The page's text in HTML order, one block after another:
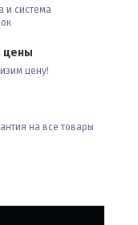
и система
цены
цену!
на все товары